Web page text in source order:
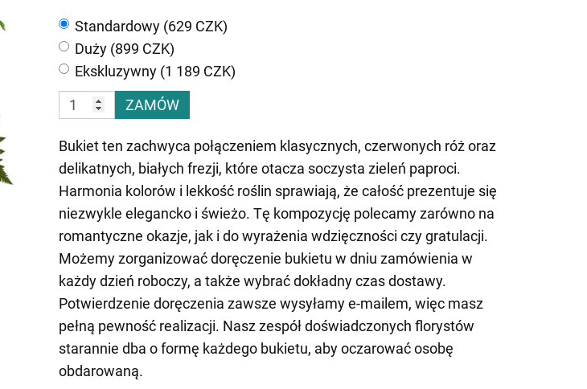
Standardowy (629 CZK)
Duży (899 CZK)
Ekskluzywny (1 189 CZK)
ZAMÓW
Bukiet ten zachwyca połączeniem klasycznych, czerwonych róż oraz
delikatnych, białych frezji, które otacza soczysta zieleń paproci.
Harmonia kolorów i lekkość roślin sprawiają, że całość prezentuje się
niezwykle elegancko i świeżo. Tę kompozycję polecamy zarówno na
romantyczne okazje, jak i do wyrażenia wdzięczności czy gratulacji.
Możemy zorganizować doręczenie bukietu w dniu zamówienia w
każdy dzień roboczy, a także wybrać dokładny czas dostawy.
Potwierdzenie doręczenia zawsze wysyłamy e-mailem, więc masz
pełną pewność realizacji. Nasz zespół doświadczonych florystów
starannie dba o formę każdego bukietu, aby oczarować osobę
obdarowaną.